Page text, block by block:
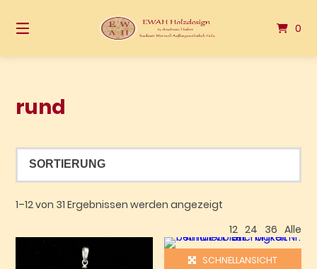
zum
0
rund
1–12 von 31 Ergebnissen werden angezeigt
12 24 36 Alle
SCHNELLANSICHT